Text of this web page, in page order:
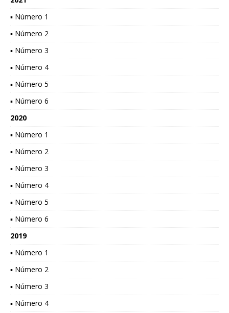
▪ Número 1
▪ Número 2
▪ Número 3
▪ Número 4
▪ Número 5
▪ Número 6
2020
▪ Número 1
▪ Número 2
▪ Número 3
▪ Número 4
▪ Número 5
▪ Número 6
2019
▪ Número 1
▪ Número 2
▪ Número 3
▪ Número 4